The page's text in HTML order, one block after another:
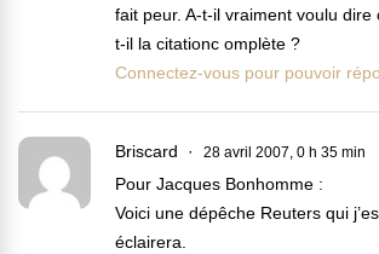
fait peur. A-t-il vraiment voulu dire
t-il la citationc omplète ?
Connectez-vous pour pouvoir
Briscard 28 avril 2007, 0 h 35 min
Pour Jacques Bonhomme :
Voici une dépêche Reuters qui
éclairera.